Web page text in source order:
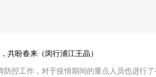
共盼春来（闵行浦江王晶）
控工作，对于疫情期间的重点人员也进行